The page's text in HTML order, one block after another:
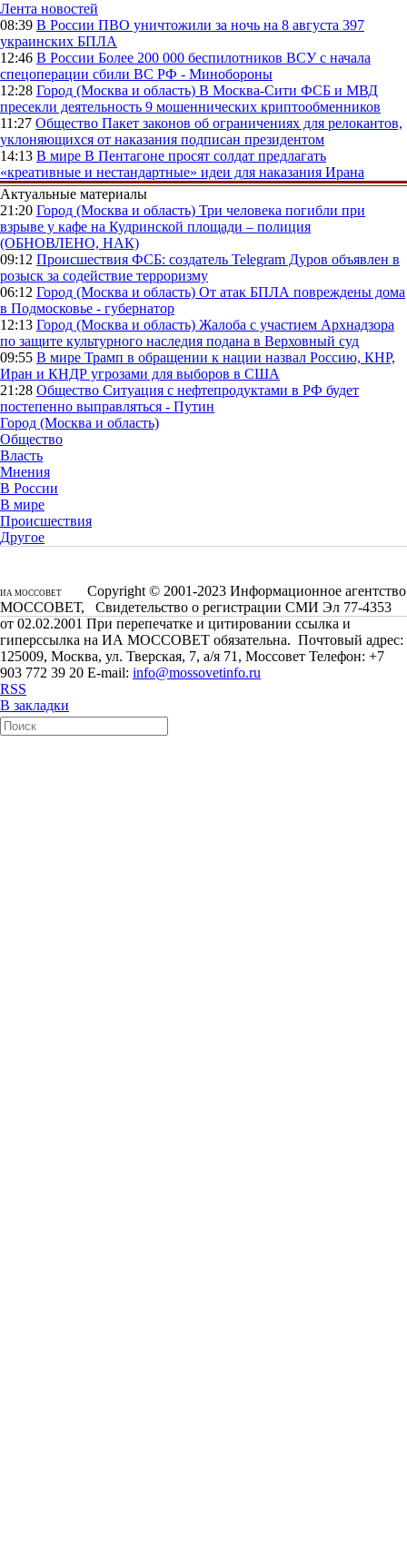
Лента новостей
08:39 В России ПВО уничтожили за ночь на 8 августа 397
украинских БПЛА
12:46 В России Более 200 000 беспилотников ВСУ с начала
спецоперации сбили ВС РФ - Минобороны
12:28 Город (Москва и область) В Москва-Сити ФСБ и МВД
пресекли деятельность 9 мошеннических криптообменников
11:27 Общество Пакет законов об ограничениях для релокантов,
уклоняющихся от наказания подписан президентом
14:13 В мире В Пентагоне просят солдат предлагать
«креативные и нестандартные» идеи для наказания Ирана
Актуальные материалы
21:20 Город (Москва и область) Три человека погибли при
взрыве у кафе на Кудринской площади – полиция
(ОБНОВЛЕНО, НАК)
09:12 Происшествия ФСБ: создатель Telegram Дуров объявлен в
розыск за содействие терроризму
06:12 Город (Москва и область) От атак БПЛА повреждены дома
в Подмосковье - губернатор
12:13 Город (Москва и область) Жалоба с участием Архнадзора
по защите культурного наследия подана в Верховный суд
09:55 В мире Трамп в обращении к нации назвал Россию, КНР,
Иран и КНДР угрозами для выборов в США
21:28 Общество Ситуация с нефтепродуктами в РФ будет
постепенно выправляться - Путин
Город (Москва и область)
Общество
Власть
Мнения
В России
В мире
Происшествия
Другое
ИА МОССОВЕТ
Copyright © 2001-2023 Информационное агентство
МОССОВЕТ, Свидетельство о регистрации СМИ Эл 77-4353
от 02.02.2001 При перепечатке и цитировании ссылка и
гиперссылка на ИА МОССОВЕТ обязательна. Почтовый адрес:
125009, Москва, ул. Тверская, 7, а/я 71, Моссовет Телефон: +7
903 772 39 20 E-mail: info@mossovetinfo.ru
RSS
В закладки